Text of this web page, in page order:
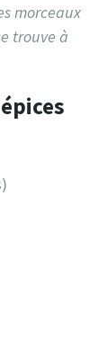
morceaux
trouve à